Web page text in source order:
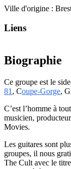
Ville d'origine :
Liens
Biographie
Ce groupe est le
81 , Coupe-Gorge,
C’est l’homme à
musicien,
Movies.
Les guitares sont
groupes, il nous
The Cult avec le